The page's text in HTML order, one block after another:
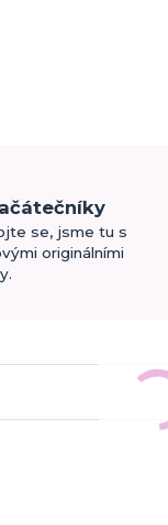
se, jsme tu s
originálními